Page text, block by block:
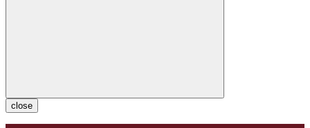
close